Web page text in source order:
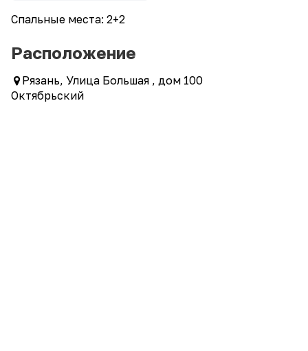
Спальные места: 2+2
Расположение
Рязань, Улица Большая , дом 100
Октябрьский